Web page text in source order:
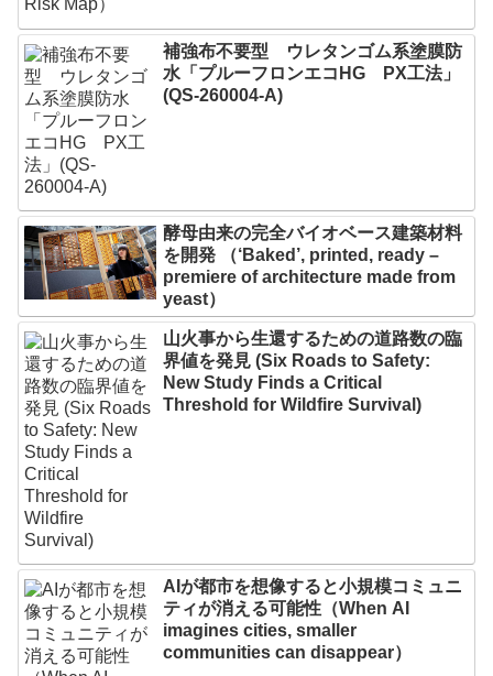
補強布不要型 ウレタンゴム系塗膜防
水「プルーフロンエコHG PX工法」
(QS-260004-A)
酵母由来の完全バイオベース建築材料
を開発 （‘Baked’, printed, ready –
premiere of architecture made from
yeast）
山火事から生還するための道路数の臨
界値を発見 (Six Roads to Safety:
New Study Finds a Critical
Threshold for Wildfire Survival)
AIが都市を想像すると小規模コミュニ
ティが消える可能性（When AI
imagines cities, smaller
communities can disappear）